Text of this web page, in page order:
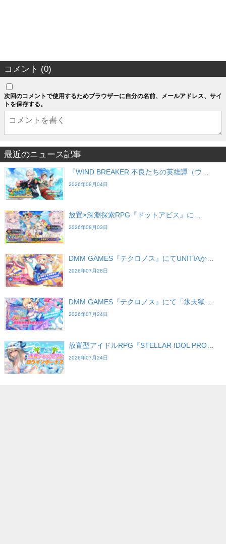
コメント (0)
次回のコメントで使用するためブラウザーに自分の名前、メールアドレス、サイ
トを保存する。
最近のニュース記事
『WIND BREAKER 不良たちの英雄譚（ウ…
2026年08月04日
放置×深淵探索RPG『ドットアビス』に…
2026年08月03日
DMM GAMES『テクロノス』にてUNITIAか…
2026年07月28日
DMM GAMES『テクロノス』にて「氷天獄…
2026年07月24日
放置型アイドルRPG『STELLAR IDOL PRO…
2026年07月24日